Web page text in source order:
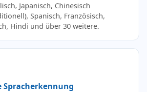
Japanisch, Chinesisch
Spanisch, Französisch,
Hindi und über 30 weitere.